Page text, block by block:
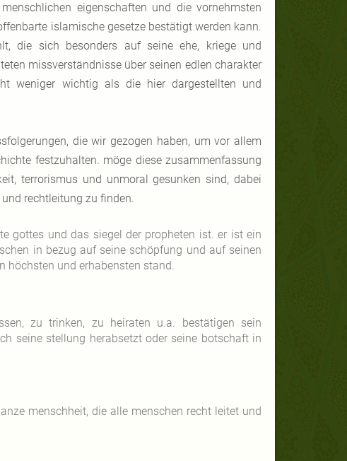
eigenschaften und die vornehmsten
islamische gesetze bestätigt werden kann.
die sich besonders auf seine ehe, kriege und
missverständnisse über seinen edlen charakter
weniger wichtig als die hier dargestellten und
die wir gezogen haben, um vor allem
festzuhalten. möge diese zusammenfassung
terrorismus und unmoral gesunken sind, dabei
rechtleitung zu finden.
gottes und das siegel der propheten ist. er ist ein
in bezug auf seine schöpfung und auf seinen
höchsten und erhabensten stand.
zu trinken, zu heiraten u.a. bestätigen sein
seine stellung herabsetzt oder seine botschaft in
menschheit, die alle menschen recht leitet und